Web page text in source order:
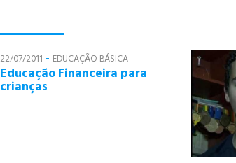
22/07/2011 - EDUCAÇÃO BÁSICA
Educação Financeira para
crianças